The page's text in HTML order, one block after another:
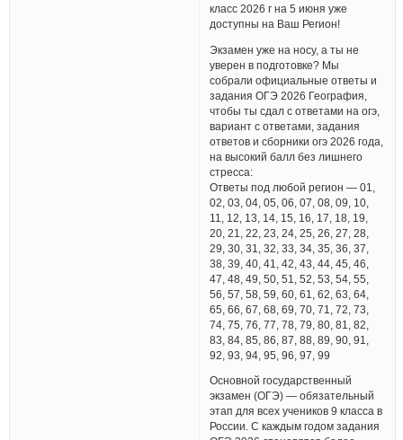
класс 2026 г на 5 июня уже
доступны на Ваш Регион!
Экзамен уже на носу, а ты не
уверен в подготовке? Мы
собрали официальные ответы и
задания ОГЭ 2026 География,
чтобы ты сдал с ответами на огэ,
вариант с ответами, задания
ответов и сборники огэ 2026 года,
на высокий балл без лишнего
стресса:
Ответы под любой регион — 01,
02, 03, 04, 05, 06, 07, 08, 09, 10,
11, 12, 13, 14, 15, 16, 17, 18, 19,
20, 21, 22, 23, 24, 25, 26, 27, 28,
29, 30, 31, 32, 33, 34, 35, 36, 37,
38, 39, 40, 41, 42, 43, 44, 45, 46,
47, 48, 49, 50, 51, 52, 53, 54, 55,
56, 57, 58, 59, 60, 61, 62, 63, 64,
65, 66, 67, 68, 69, 70, 71, 72, 73,
74, 75, 76, 77, 78, 79, 80, 81, 82,
83, 84, 85, 86, 87, 88, 89, 90, 91,
92, 93, 94, 95, 96, 97, 99
Основной государственный
экзамен (ОГЭ) — обязательный
этап для всех учеников 9 класса в
России. С каждым годом задания